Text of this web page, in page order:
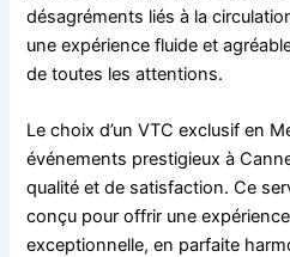
désagréments liés à la
une expérience fluide et
de toutes les attentions.
Le choix d’un VTC exclusif en
événements prestigieux à
qualité et de satisfaction. Ce
conçu pour offrir une
exceptionnelle, en parfaite